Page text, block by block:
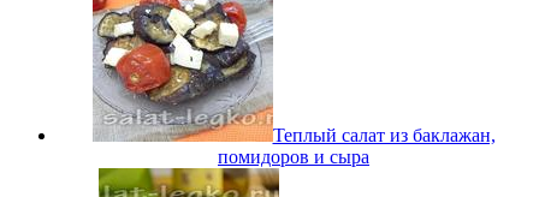
Теплый салат из баклажан,
помидоров и сыра